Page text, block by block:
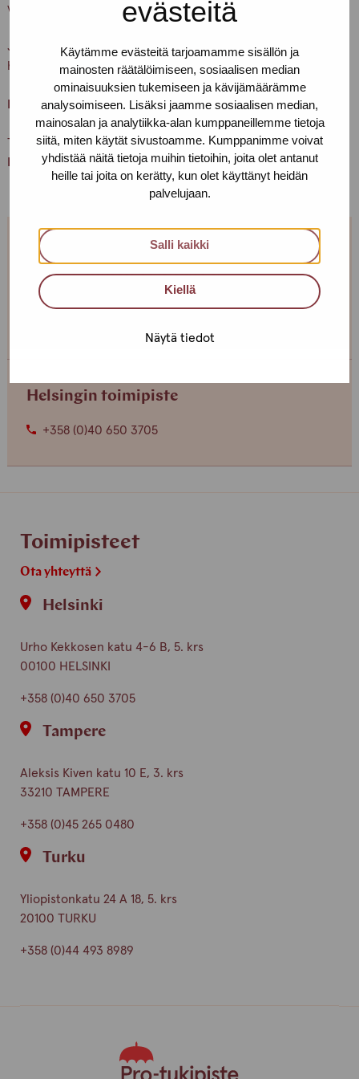
evästeitä
Käytämme evästeitä tarjoamamme sisällön ja
mainosten räätälöimiseen, sosiaalisen median
ominaisuuksien tukemiseen ja kävijämäärämme
analysoimiseen. Lisäksi jaamme sosiaalisen median,
mainosalan ja analytiikka-alan kumppaneillemme tietoja
siitä, miten käytät sivustoamme. Kumppanimme voivat
yhdistää näitä tietoja muihin tietoihin, joita olet antanut
heille tai joita on kerätty, kun olet käyttänyt heidän
palvelujaan.
Salli kaikki
Kiellä
Näytä tiedot
vedä ovenkahvasta.
Ja muistathan, että asioithan meillä vain terveenä. Pidetään
huolta itsestämme ja toisistamme
Lämpimästi tervetuloa!
Terveisin,
Helsingin Pro-tukipisteen porukka
Jos et pääse paikalle, mutta haluaisit
tavata, niin ota yhteyttä!
Helsingin toimipiste
+358 (0)40 650 3705
Toimipisteet
Ota yhteyttä
Helsinki
Urho Kekkosen katu 4-6 B, 5. krs
00100 HELSINKI
+358 (0)40 650 3705
Tampere
Aleksis Kiven katu 10 E, 3. krs
33210 TAMPERE
+358 (0)45 265 0480
Turku
Yliopistonkatu 24 A 18, 5. krs
20100 TURKU
+358 (0)44 493 8989